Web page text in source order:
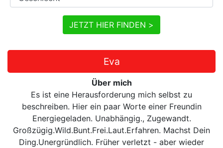
JETZT HIER FINDEN >
Eva
Über mich
Es ist eine Herausforderung mich selbst zu
beschreiben. Hier ein paar Worte einer Freundin
Energiegeladen. Unabhängig., Zugewandt.
Großzügig.Wild.Bunt.Frei.Laut.Erfahren. Machst Dein
Ding.Unergründlich. Früher verletzt - aber wieder